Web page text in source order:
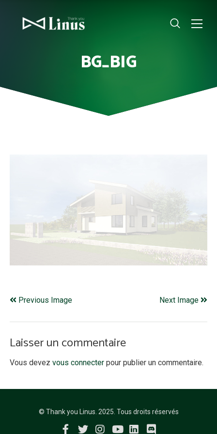
BG_BIG
Previous Image Next Image
Laisser un commentaire
Vous devez vous connecter pour publier un commentaire.
© Thank you Linus. 2025. Tous droits réservés